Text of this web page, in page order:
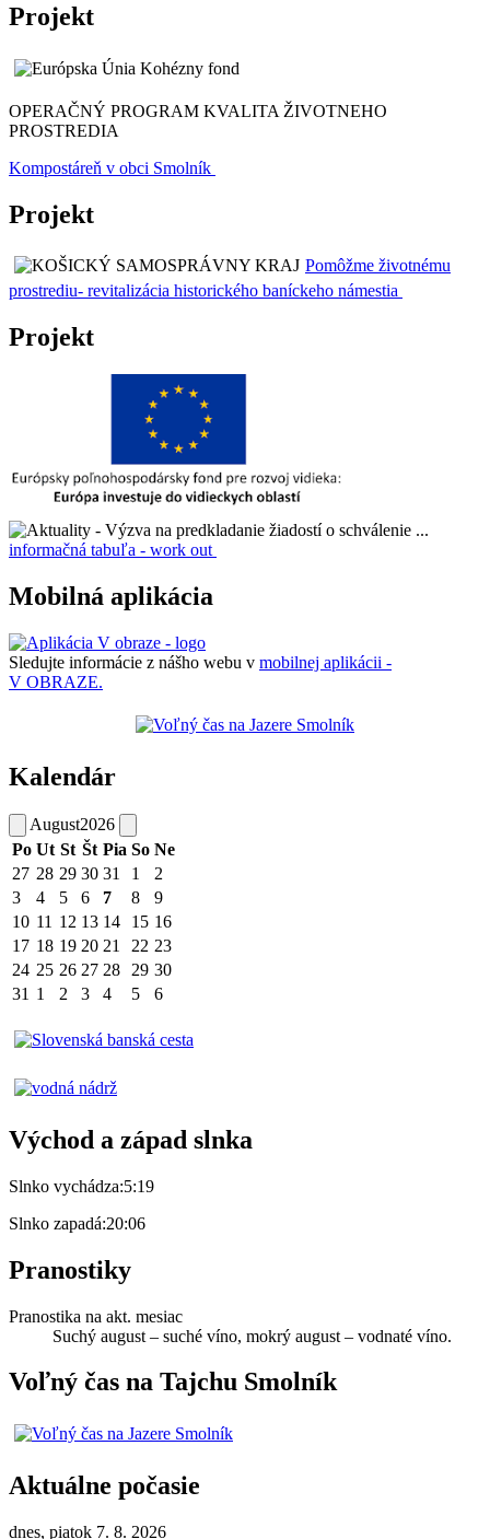
Projekt
OPERAČNÝ PROGRAM KVALITA ŽIVOTNEHO
PROSTREDIA
Kompostáreň v obci Smolník
Projekt
Pomôžme životnému
prostrediu- revitalizácia historického baníckeho námestia
Projekt
informačná tabuľa - work out
Mobilná aplikácia
Sledujte informácie z nášho webu v mobilnej aplikácii -
V OBRAZE.
Kalendár
August2026
Po Ut St Št Pia So Ne
27 28 29 30 31 1
2
3
4 5 6 7 8
9
10 11 12 13 14 15 16
17 18 19 20 21 22 23
24 25 26 27 28 29 30
31 1 2 3 4 5 6
Východ a západ slnka
Slnko vychádza:5:19
Slnko zapadá:20:06
Pranostiky
Pranostika na akt. mesiac
Suchý august – suché víno, mokrý august – vodnaté víno.
Voľný čas na Tajchu Smolník
Aktuálne počasie
dnes, piatok 7. 8. 2026